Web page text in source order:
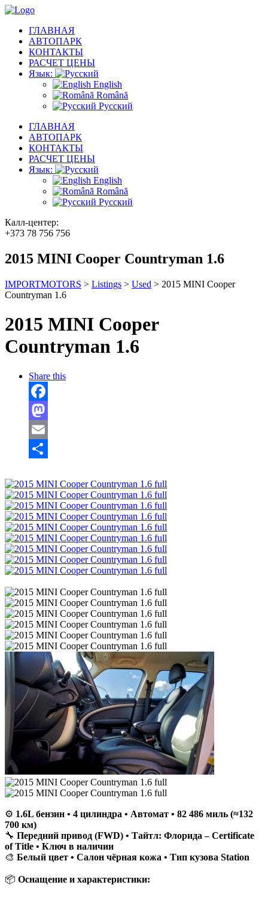
ГЛАВНАЯ
АВТОПАРК
КОНТАКТЫ
РАСЧЕТ ЦЕНЫ
Язык:
English
Română
Русский
ГЛАВНАЯ
АВТОПАРК
КОНТАКТЫ
РАСЧЕТ ЦЕНЫ
Язык:
English
Română
Русский
Калл-центер:
+373 78 756 756
2015 MINI Cooper Countryman 1.6
IMPORTMOTORS > Listings > Used > 2015 MINI Cooper
Countryman 1.6
2015 MINI Cooper
Countryman 1.6
Share this
Facebook
Mastodon
Email
⚙️ 1.6L бензин • 4 цилиндра • Автомат • 82 486 миль (≈132
700 км)
🔧 Передний привод (FWD) • Тайтл: Флорида – Certificate
of Title • Ключ в наличии
🎨 Белый цвет • Салон чёрная кожа • Тип кузова Station
📦 Оснащение и характеристики: